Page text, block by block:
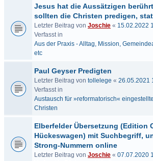
Jesus hat die Aussätzigen
sollten die Christen predigen,
Letzter Beitrag von Joschie « 15.02.2022
Verfasst in
Aus der Praxis - Alltag, Mission,
etc
Paul Geyser Predigten
Letzter Beitrag von tollelege « 26.05.2021
Verfasst in
Austausch für »reformatorisch« eingestellte
Christen
Elberfelder Übersetzung (Edition
Hückeswagen) mit Suchbegriff,
Strong-Nummern online
Letzter Beitrag von Joschie « 07.07.2020